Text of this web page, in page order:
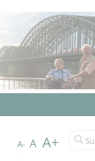
A- A A+